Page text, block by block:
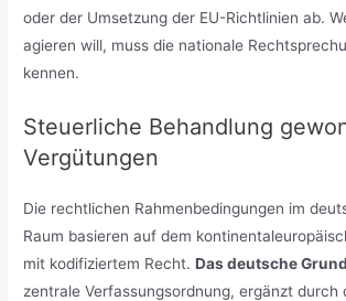
oder der Umsetzung der EU-Richtlinien ab.
agieren will, muss die nationale
kennen.
Steuerliche Behandlung
Vergütungen
Die rechtlichen Rahmenbedingungen im
Raum basieren auf dem
mit kodifiziertem Recht.Das deutsche
zentrale Verfassungsordnung, ergänzt durch